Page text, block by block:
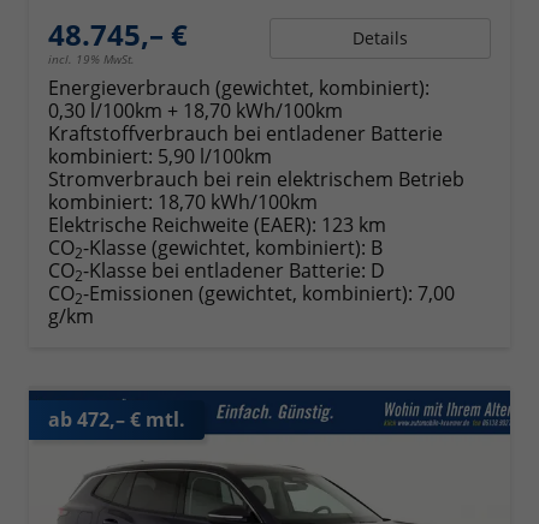
48.745,– €
incl. 19% MwSt.
Details
Energieverbrauch (gewichtet, kombiniert):
0,30 l/100km + 18,70 kWh/100km
Kraftstoffverbrauch bei entladener Batterie
kombiniert: 5,90 l/100km
Stromverbrauch bei rein elektrischem Betrieb
kombiniert: 18,70 kWh/100km
Elektrische Reichweite (EAER): 123 km
CO2-Klasse (gewichtet, kombiniert): B
CO2-Klasse bei entladener Batterie: D
CO2-Emissionen (gewichtet, kombiniert): 7,00
g/km
ab 472,– € mtl.